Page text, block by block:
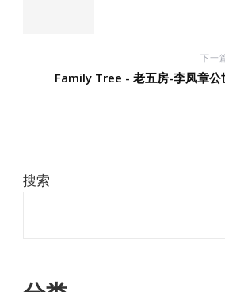
下一
Family Tree - 老五房-李凤章公
搜索